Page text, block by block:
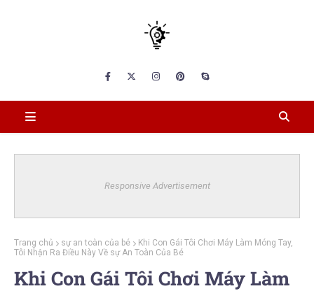
Responsive Advertisement
Trang chủ sự an toàn của bé
Khi Con Gái Tôi Chơi Máy Làm Móng Tay,
Tôi Nhận Ra Điều Này Về sự An Toàn Của Bé
Khi Con Gái Tôi Chơi Máy Làm